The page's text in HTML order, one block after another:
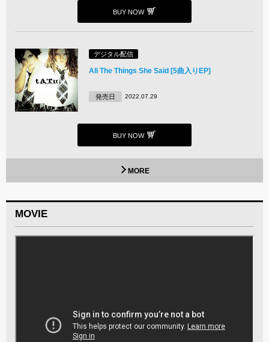
BUY NOW
デジタル配信
All The Things She Said [5曲入りEP]
発売日 2022.07.29
BUY NOW
MORE
MOVIE